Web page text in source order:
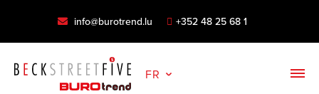
info@burotrend.lu +352 48 25 68 1
FR